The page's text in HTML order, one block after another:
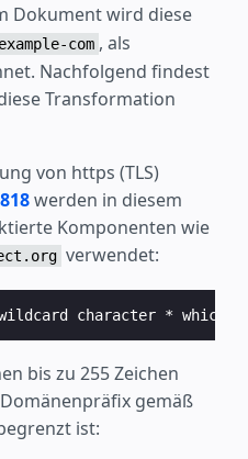
Dokument wird diese
example-com , als
Nachfolgend findest
Transformation
von https (TLS)
werden in diesem
Komponenten wie
verwendet:
wildcard character * which
bis zu 255 Zeichen
gemäß
ist: